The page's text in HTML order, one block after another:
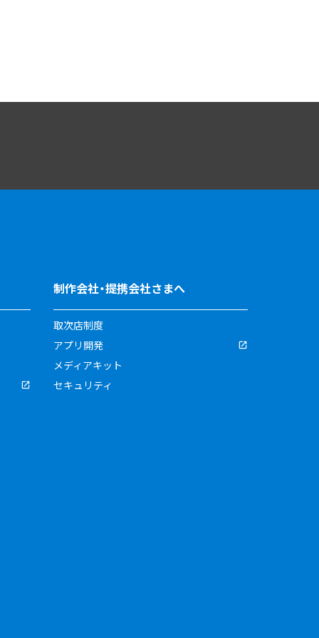
制作会社・提携会社さまへ
取次店制度
アプリ開発
メディアキット
セキュリティ